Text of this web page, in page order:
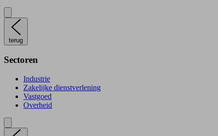
terug
Sectoren
Industrie
Zakelijke dienstverlening
Vastgoed
Overheid